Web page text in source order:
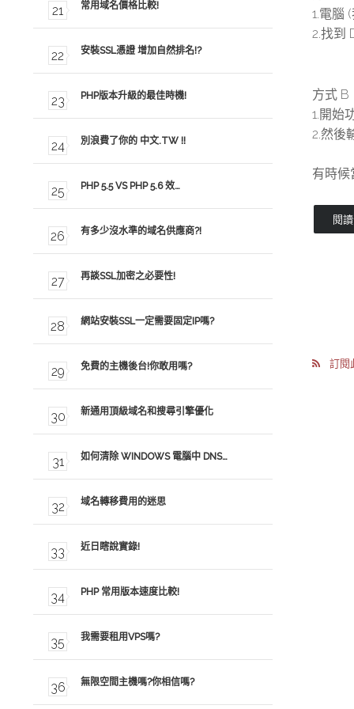
1.電腦
2.找到
方式 B
1.開始
2.然後
有時候
閱
訂閱
常用域名價格比較!
安裝SSL憑證 增加自然排名!?
PHP版本升級的最佳時機!
別浪費了你的 中文.TW !!
PHP 5.5 VS PHP 5.6 效…
有多少沒水準的域名供應商?!
再談SSL加密之必要性!
網站安裝SSL一定需要固定IP嗎?
免費的主機後台!你敢用嗎?
新通用頂級域名和搜尋引擎優化
如何清除 WINDOWS 電腦中 DNS…
域名轉移費用的迷思
近日瞎說實錄!
PHP 常用版本速度比較!
我需要租用VPS嗎?
無限空間主機嗎?你相信嗎?